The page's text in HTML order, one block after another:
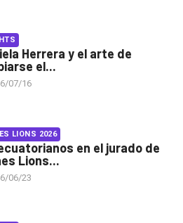
Herrera y el arte de
el...
07/16
LIONS 2026
en el jurado de
Lions...
06/23